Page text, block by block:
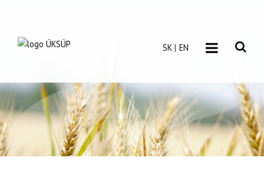
SK EN